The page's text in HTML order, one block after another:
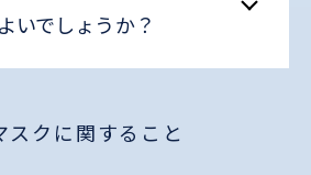
いでしょうか？
クに関すること